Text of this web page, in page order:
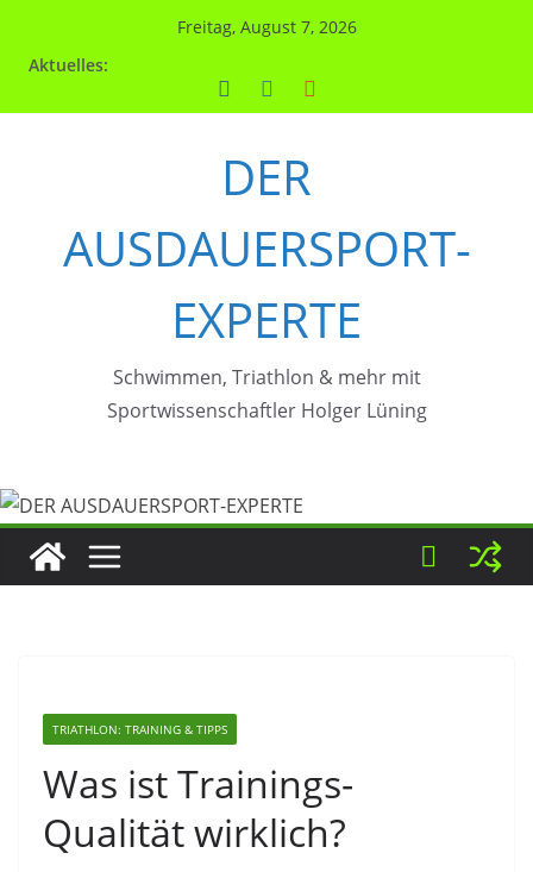
Freitag, August 7, 2026
Aktuelles:
DER
AUSDAUERSPORT-
EXPERTE
Schwimmen, Triathlon & mehr mit
Sportwissenschaftler Holger Lüning
TRIATHLON: TRAINING & TIPPS
Was ist Trainings-
Qualität wirklich?